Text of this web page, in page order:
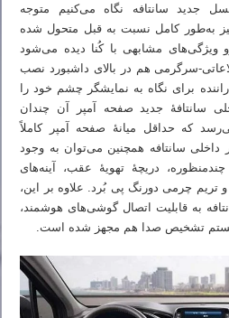
جدید سانتافه نگاه می‌کنیم متوجه
به‌طور کامل نسبت به قبل متحول شده
مشابهی با کُنا دیده می‌شود
سرگرمی هم در بالای داشبورد نصب
برای نگاه به نمایشگر چشم خود را
سانتافهٔ جدید صفحه آمپر آن چندان
که حداقل میانهٔ صفحه آمپر کاملاً
داخلی سانتافه همچنین می‌توان به وجود
دریچهٔ تهویهٔ عقب، آینه‌های
تریم چرمی دورنگ پی بُرد. علاوه بر این،
به قابلیت اتصال گوشی‌های هوشمند،
تشخیص صدا هم مجهز شده است.